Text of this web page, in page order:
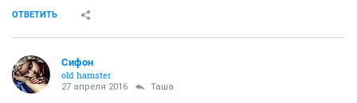
ОТВЕТИТЬ
Сифон
old hamster
27 апреля 2016 Таша